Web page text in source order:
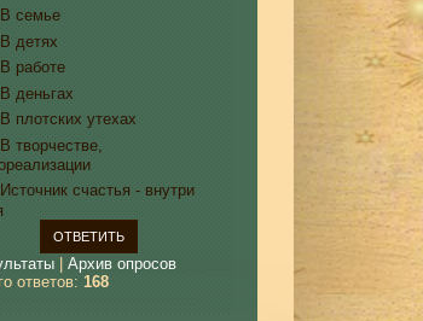
В семье
В детях
В работе
В деньгах
В плотских утехах
В творчестве,
Источник счастья - внутри
| Архив опросов
ответов: 168